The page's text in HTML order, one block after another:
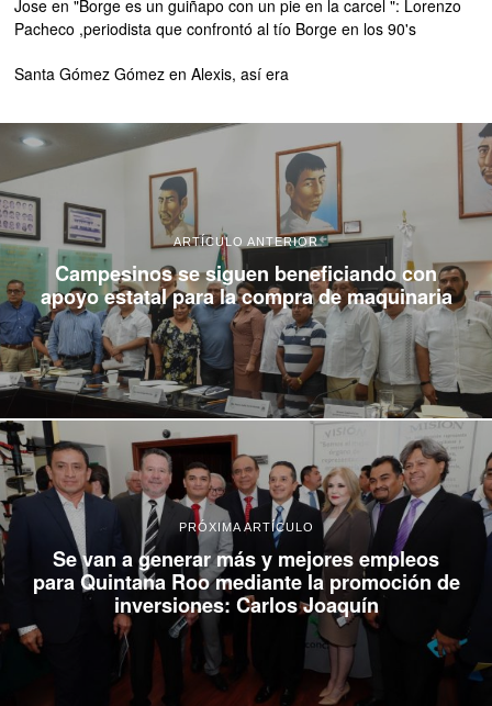
Jose en"Borge es un guiñapo con un pie en la carcel ": Lorenzo
Pacheco ,periodista que confrontó al tío Borge en los 90's
Santa Gómez Gómez enAlexis, así era
ARTÍCULO ANTERIOR
Campesinos se siguen beneficiando con
apoyo estatal para la compra de maquinaria
PRÓXIMA ARTÍCULO
Se van a generar más y mejores empleos
para Quintana Roo mediante la promoción de
inversiones: Carlos Joaquín